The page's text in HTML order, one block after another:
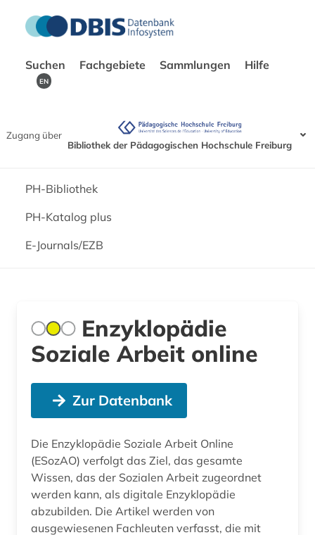
Suchen Fachgebiete Sammlungen Hilfe
EN
Zugang über
Bibliothek der Pädagogischen Hochschule Freiburg
PH-Bibliothek
PH-Katalog plus
E-Journals/EZB
Enzyklopädie
Soziale Arbeit online
Zur Datenbank
Die Enzyklopädie Soziale Arbeit Online
(ESozAO) verfolgt das Ziel, das gesamte
Wissen, das der Sozialen Arbeit zugeordnet
werden kann, als digitale Enzyklopädie
abzubilden. Die Artikel werden von
ausgewiesenen Fachleuten verfasst, die mit